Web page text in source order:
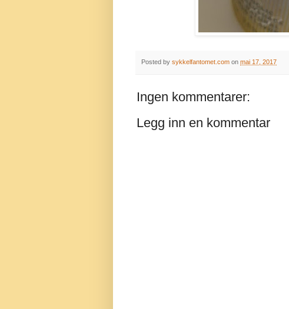
Posted by sykkelfantomet.com on mai 17, 2017
Ingen kommentarer:
Legg inn en kommentar